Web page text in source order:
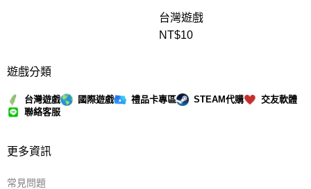
台灣遊戲
NT$10
遊戲分類
台灣遊戲 國際遊戲 禮品卡專區 STEAM代購
交友軟體
聯絡客服
更多資訊
常見問題